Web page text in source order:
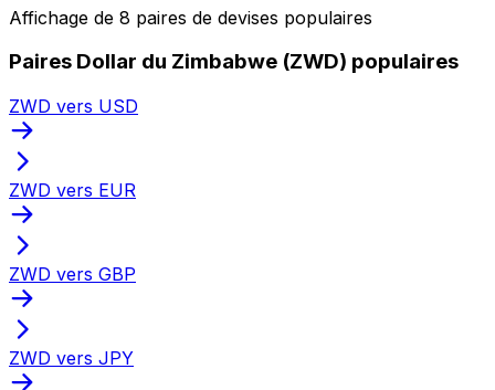
Affichage de 8 paires de devises populaires
Paires Dollar du Zimbabwe (ZWD) populaires
ZWD vers USD
ZWD vers EUR
ZWD vers GBP
ZWD vers JPY